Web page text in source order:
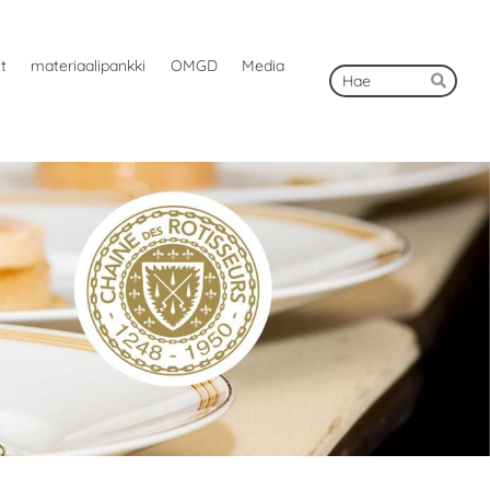
materiaalipankki OMGD Media Haku
Hae